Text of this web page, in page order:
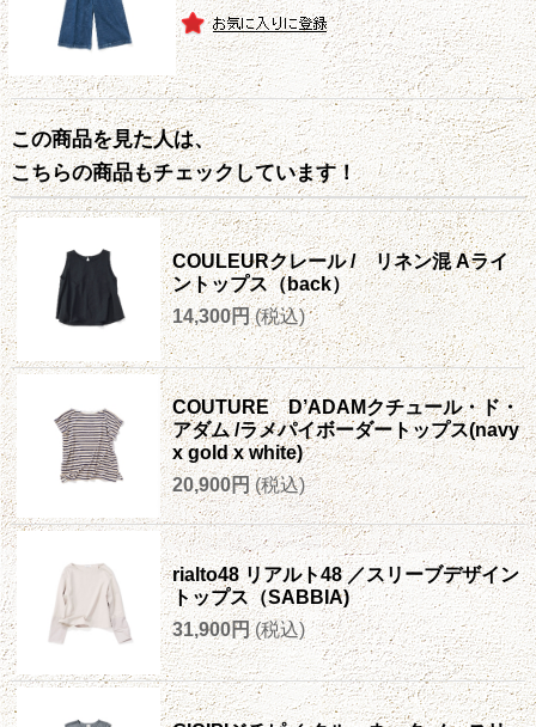
この商品を見た人は、
こちらの商品もチェックしています！
COULEURクレール / リネン混 Aライ
ントップス（back）
14,300円 (税込)
COUTURE D’ADAMクチュール・ド・
アダム /ラメパイボーダートップス(navy
x gold x white)
20,900円 (税込)
rialto48 リアルト48 ／スリーブデザイン
トップス（SABBIA)
31,900円 (税込)